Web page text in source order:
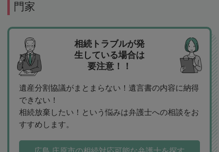
門家
相続トラブルが発
生している場合は
要注意！！
遺産分割協議がまとまらない！遺言書の内容に納得
できない！
相続放棄したい！という悩みは弁護士への相談をお
すすめします。